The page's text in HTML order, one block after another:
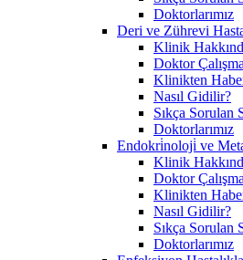
Doktorlarımız
Deri ve Zührevi
Klinik
Doktor
Klinikten
Nasıl Gidilir?
Sıkça Sorulan
Doktorlarımız
Endokri̇noloji̇ ve
Klinik
Doktor
Klinikten
Nasıl Gidilir?
Sıkça Sorulan
Doktorlarımız